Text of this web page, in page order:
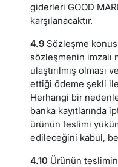
giderleri GOOD
karşılanacaktır.
4.9 Sözleşme
sözleşmenin imzalı
ulaştırılmış olması
ettiği ödeme şekli
Herhangi bir
banka kayıtlarında
ürünün teslimi
edileceğini kabul,
4.10 Ürünün